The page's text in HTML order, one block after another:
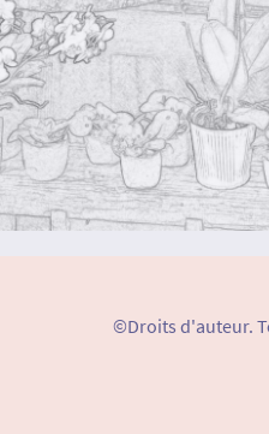
©Droits d'auteur.